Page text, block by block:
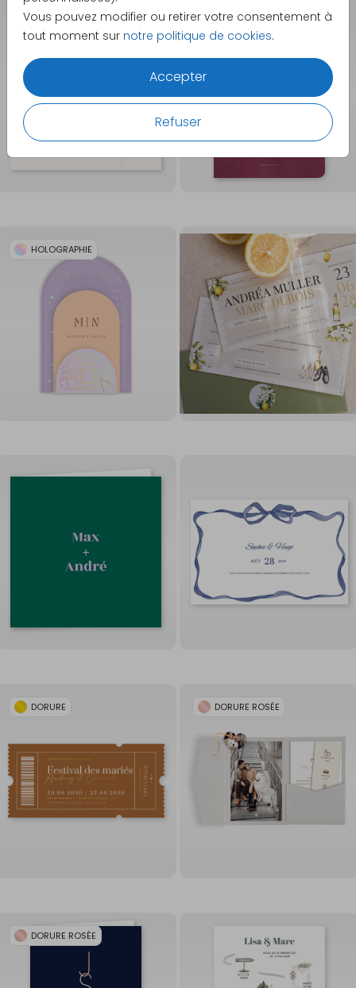
Vous pouvez modifier ou retirer votre consentement à
tout moment sur notre politique de cookies.
Accepter
Refuser
DORURE DORURE
HOLOGRAPHIE
DORURE DORURE ROSÉE
DORURE ROSÉE